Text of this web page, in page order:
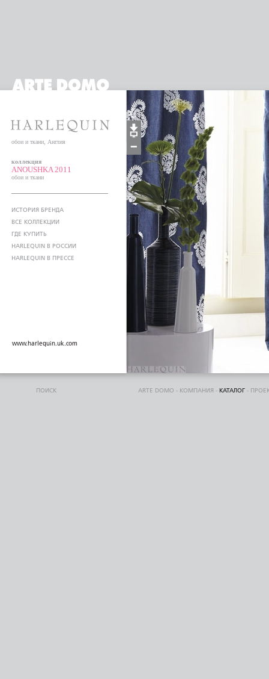
обои и ткани, Англия
коллекция
ANOUSHKA 2011
обои и ткани
ИСТОРИЯ БРЕНДА
ВСЕ КОЛЛЕКЦИИ
ГДЕ КУПИТЬ
HARLEQUIN В РОССИИ
HARLEQUIN В ПРЕССЕ
www.harlequin.uk.com
ПОИСК ARTE DOMO - КОМПАНИЯ - КАТАЛОГ -